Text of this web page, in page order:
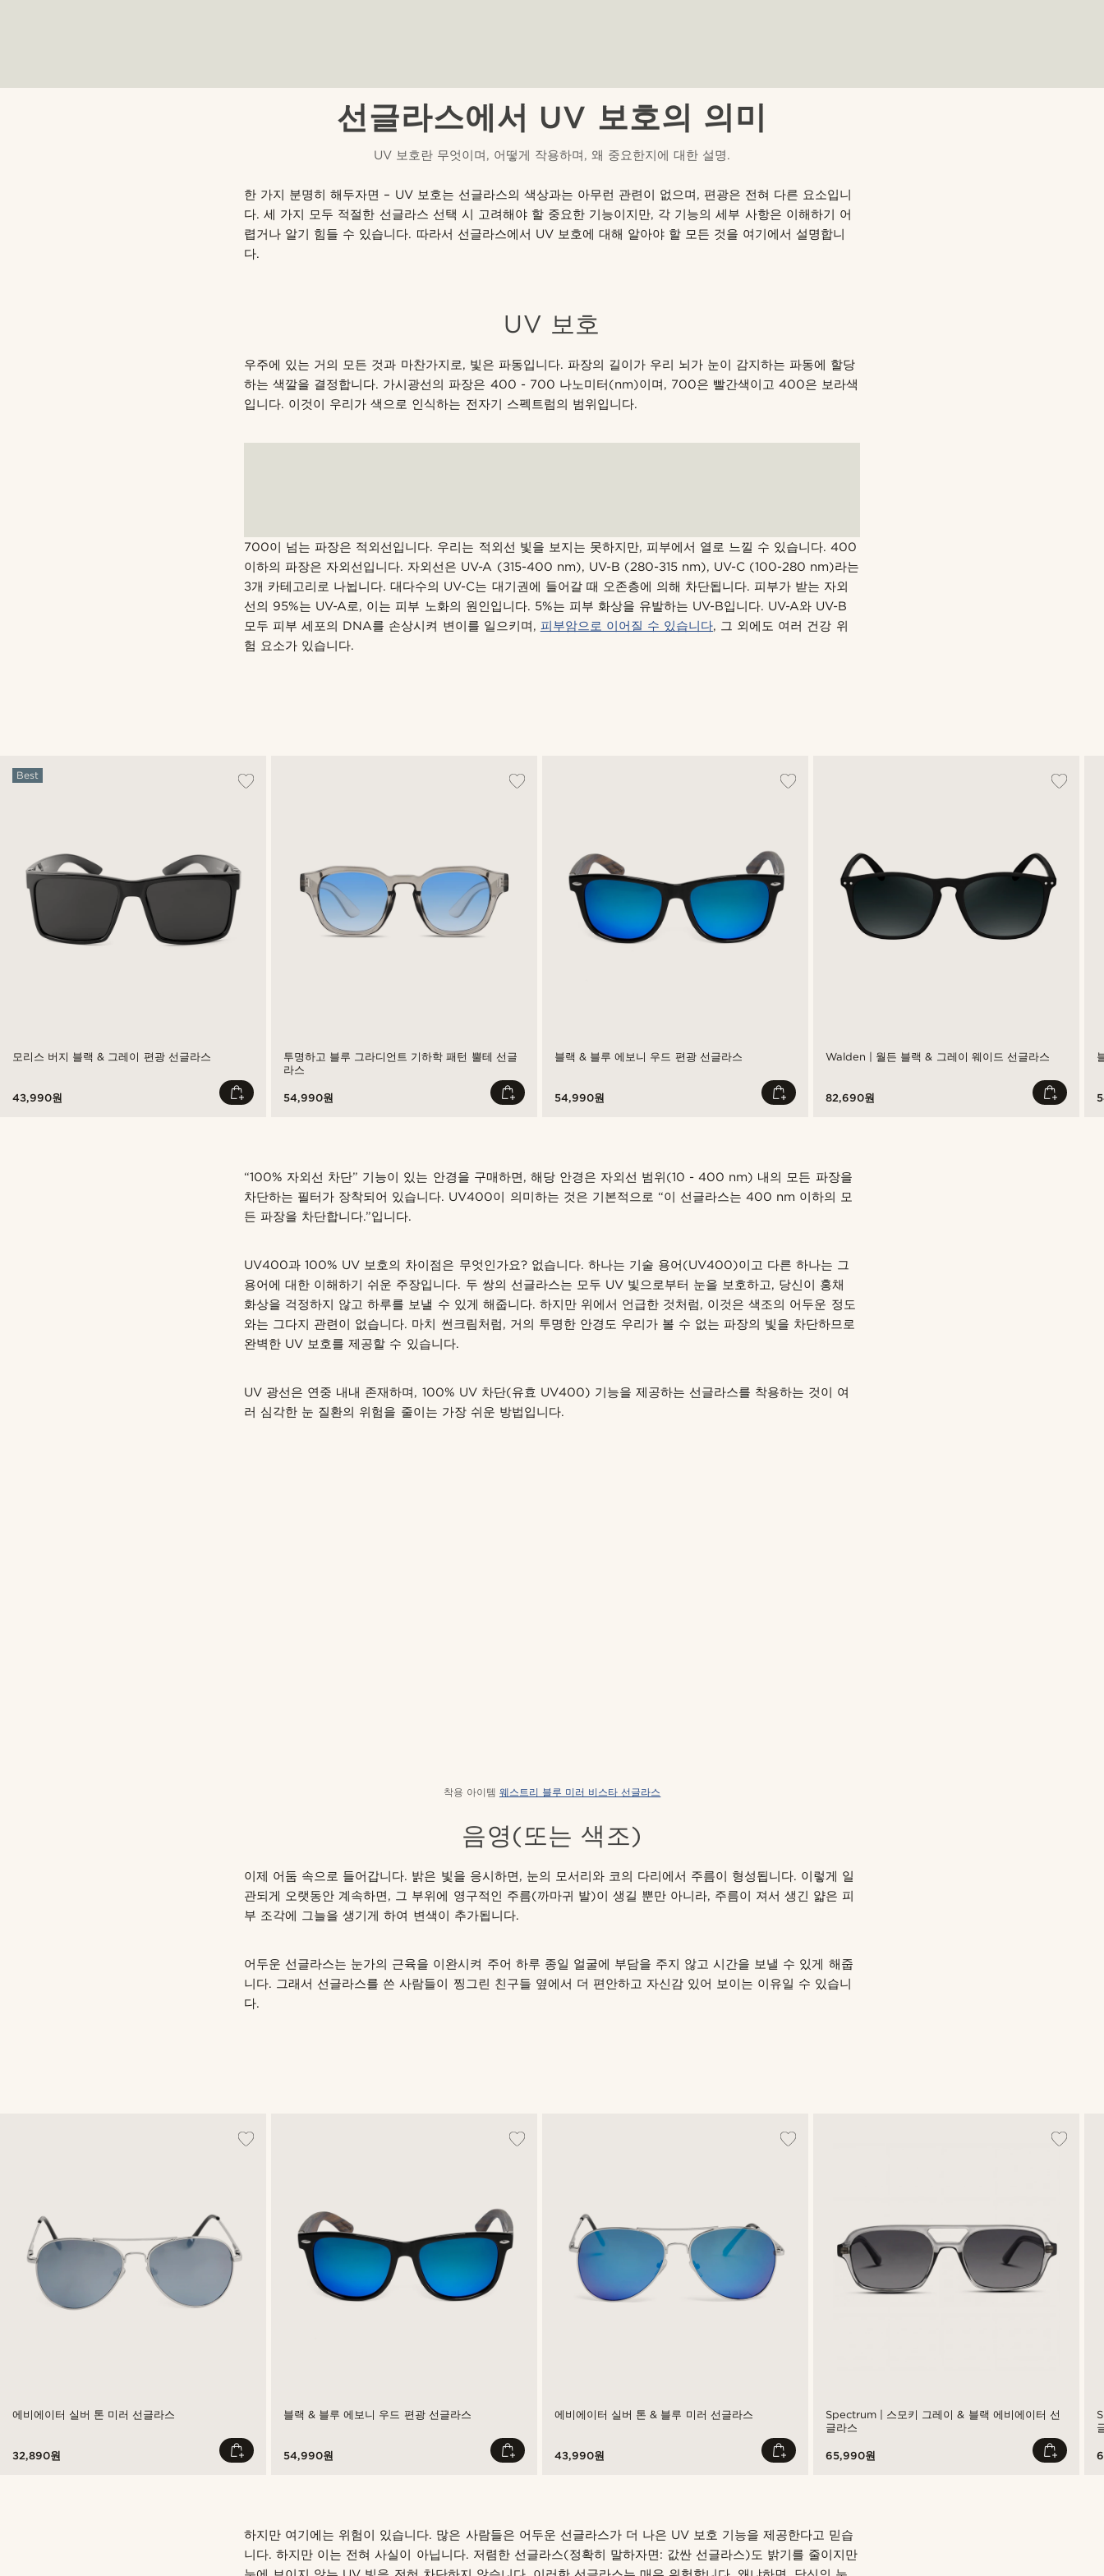
선글라스에서 UV 보호의 의미
UV 보호란 무엇이며, 어떻게 작용하며, 왜 중요한지에 대한 설명.
한 가지 분명히 해두자면 – UV 보호는 선글라스의 색상과는 아무런 관련이 없으며, 편광은 전혀 다른 요소입니
다. 세 가지 모두 적절한 선글라스 선택 시 고려해야 할 중요한 기능이지만, 각 기능의 세부 사항은 이해하기 어
렵거나 알기 힘들 수 있습니다. 따라서 선글라스에서 UV 보호에 대해 알아야 할 모든 것을 여기에서 설명합니
다.
UV 보호
우주에 있는 거의 모든 것과 마찬가지로, 빛은 파동입니다. 파장의 길이가 우리 뇌가 눈이 감지하는 파동에 할당
하는 색깔을 결정합니다. 가시광선의 파장은 400 - 700 나노미터(nm)이며, 700은 빨간색이고 400은 보라색
입니다. 이것이 우리가 색으로 인식하는 전자기 스펙트럼의 범위입니다.
700이 넘는 파장은 적외선입니다. 우리는 적외선 빛을 보지는 못하지만, 피부에서 열로 느낄 수 있습니다. 400
이하의 파장은 자외선입니다. 자외선은 UV-A (315-400 nm), UV-B (280-315 nm), UV-C (100-280 nm)라는
3개 카테고리로 나뉩니다. 대다수의 UV-C는 대기권에 들어갈 때 오존층에 의해 차단됩니다. 피부가 받는 자외
선의 95%는 UV-A로, 이는 피부 노화의 원인입니다. 5%는 피부 화상을 유발하는 UV-B입니다. UV-A와 UV-B
모두 피부 세포의 DNA를 손상시켜 변이를 일으키며, 피부암으로 이어질 수 있습니다, 그 외에도 여러 건강 위
험 요소가 있습니다.
모리스 버지 블랙 & 그레이 편광 선글라스
Best
43,990원
투명하고 블루 그라디언트 기하학 패턴 뿔테 선글
라스
54,990원
블랙 & 블루 에보니 우드 편광 선글라스
54,990원
Walden | 월든 블랙 & 그레이 웨이드 선글라스
82,690원
“100% 자외선 차단” 기능이 있는 안경을 구매하면, 해당 안경은 자외선 범위(10 - 400 nm) 내의 모든 파장을
차단하는 필터가 장착되어 있습니다. UV400이 의미하는 것은 기본적으로 “이 선글라스는 400 nm 이하의 모
든 파장을 차단합니다.”입니다.
UV400과 100% UV 보호의 차이점은 무엇인가요? 없습니다. 하나는 기술 용어(UV400)이고 다른 하나는 그
용어에 대한 이해하기 쉬운 주장입니다. 두 쌍의 선글라스는 모두 UV 빛으로부터 눈을 보호하고, 당신이 홍채
화상을 걱정하지 않고 하루를 보낼 수 있게 해줍니다. 하지만 위에서 언급한 것처럼, 이것은 색조의 어두운 정도
와는 그다지 관련이 없습니다. 마치 썬크림처럼, 거의 투명한 안경도 우리가 볼 수 없는 파장의 빛을 차단하므로
완벽한 UV 보호를 제공할 수 있습니다.
UV 광선은 연중 내내 존재하며, 100% UV 차단(유효 UV400) 기능을 제공하는 선글라스를 착용하는 것이 여
러 심각한 눈 질환의 위험을 줄이는 가장 쉬운 방법입니다.
착용 아이템 웨스트리 블루 미러 비스타 선글라스
음영(또는 색조)
이제 어둠 속으로 들어갑니다. 밝은 빛을 응시하면, 눈의 모서리와 코의 다리에서 주름이 형성됩니다. 이렇게 일
관되게 오랫동안 계속하면, 그 부위에 영구적인 주름(까마귀 발)이 생길 뿐만 아니라, 주름이 져서 생긴 얇은 피
부 조각에 그늘을 생기게 하여 변색이 추가됩니다.
어두운 선글라스는 눈가의 근육을 이완시켜 주어 하루 종일 얼굴에 부담을 주지 않고 시간을 보낼 수 있게 해줍
니다. 그래서 선글라스를 쓴 사람들이 찡그린 친구들 옆에서 더 편안하고 자신감 있어 보이는 이유일 수 있습니
다.
에비에이터 실버 톤 미러 선글라스
32,890원
블랙 & 블루 에보니 우드 편광 선글라스
54,990원
에비에이터 실버 톤 & 블루 미러 선글라스
43,990원
Spectrum | 스모키 그레이 & 블랙 에비에이터 선
글라스
65,990원
하지만 여기에는 위험이 있습니다. 많은 사람들은 어두운 선글라스가 더 나은 UV 보호 기능을 제공한다고 믿습
니다. 하지만 이는 전혀 사실이 아닙니다. 저렴한 선글라스(정확히 말하자면: 값싼 선글라스)도 밝기를 줄이지만